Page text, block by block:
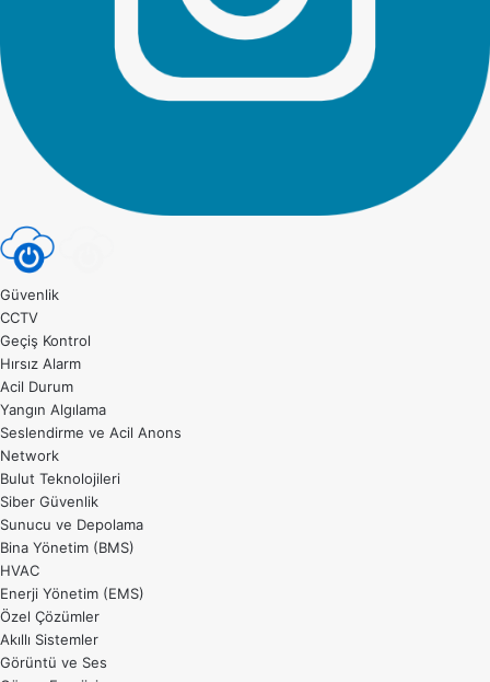
Güvenlik
CCTV
Geçiş Kontrol
Hırsız Alarm
Acil Durum
Yangın Algılama
Seslendirme ve Acil Anons
Network
Bulut Teknolojileri
Siber Güvenlik
Sunucu ve Depolama
Bina Yönetim (BMS)
HVAC
Enerji Yönetim (EMS)
Özel Çözümler
Akıllı Sistemler
Görüntü ve Ses